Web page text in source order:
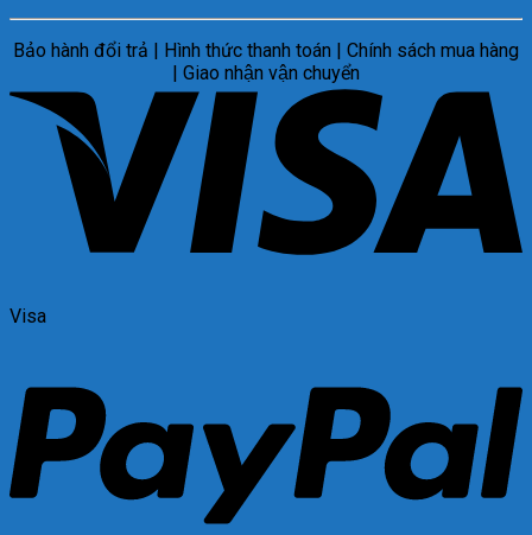
Bảo hành đổi trả | Hình thức thanh toán | Chính sách mua hàng
| Giao nhận vận chuyển
Visa